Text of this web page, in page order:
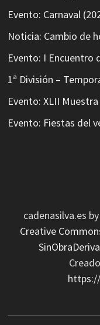
Evento: Carnaval
Noticia: Cambio de
Evento: I Encuentro
1ª División –
Evento: XLII
Evento: Fiestas del
cadenasilva.es by
Creative